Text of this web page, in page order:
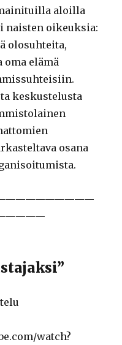
aloilla
naisten oikeuksia:
olosuhteita,
oma elämä
keskustelusta
osana
watch?